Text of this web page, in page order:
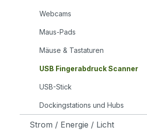
Webcams
Maus-Pads
Mäuse & Tastaturen
USB Fingerabdruck Scanner
USB-Stick
Dockingstations und Hubs
Strom / Energie / Licht